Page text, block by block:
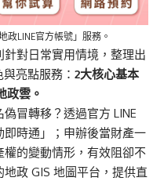
政LINE官方帳號」服務。
對日常實用情境，整理出
亮點服務： 2大核心基本
政雲。
冒轉移？透過官方 LINE
時通」；申辦後當財產一
的變動情形，有效阻卻不
政 GIS 地圖平台，提供直